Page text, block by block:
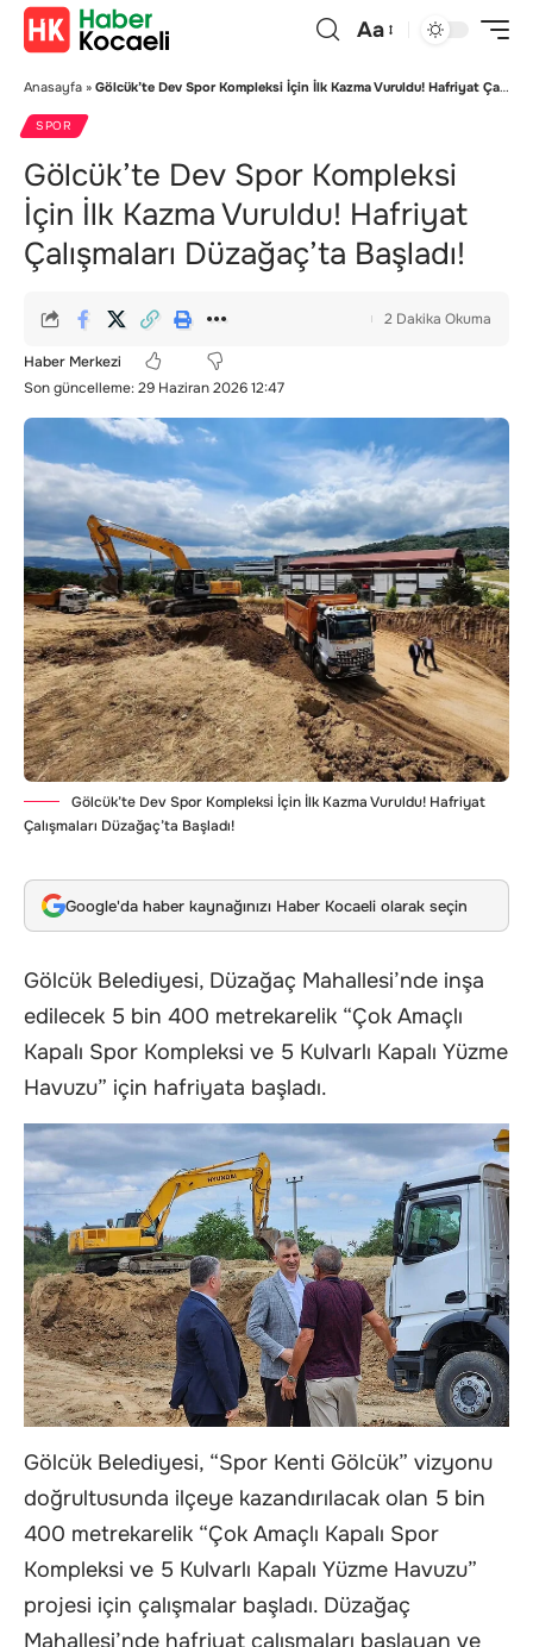
Aa
Anasayfa » Gölcük’te Dev Spor Kompleksi İçin İlk Kazma Vuruldu! Hafriyat Çalışmaları Düzağaç’ta Başladı!
SPOR
Gölcük’te Dev Spor Kompleksi
İçin İlk Kazma Vuruldu! Hafriyat
Çalışmaları Düzağaç’ta Başladı!
Son güncelleme: 29 Haziran 2026 12:47
Haber Merkezi
2 Dakika Okuma
Gölcük’te Dev Spor Kompleksi İçin İlk Kazma Vuruldu! Hafriyat
Çalışmaları Düzağaç’ta Başladı!
Google'da haber kaynağınızı Haber Kocaeli olarak seçin
Gölcük Belediyesi, Düzağaç Mahallesi’nde inşa
edilecek 5 bin 400 metrekarelik “Çok Amaçlı
Kapalı Spor Kompleksi ve 5 Kulvarlı Kapalı Yüzme
Havuzu” için hafriyata başladı.
Gölcük Belediyesi, “Spor Kenti Gölcük” vizyonu
doğrultusunda ilçeye kazandırılacak olan 5 bin
400 metrekarelik “Çok Amaçlı Kapalı Spor
Kompleksi ve 5 Kulvarlı Kapalı Yüzme Havuzu”
projesi için çalışmalar başladı. Düzağaç
Mahallesi’nde hafriyat çalışmaları başlayan ve